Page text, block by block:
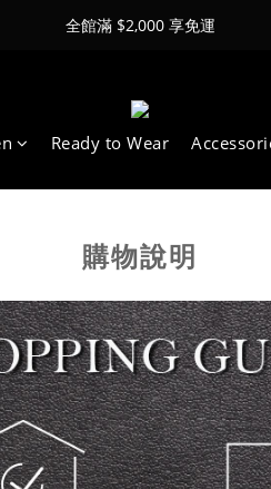
全館滿 $2,000 享免運
Ready to Wear
購物說明